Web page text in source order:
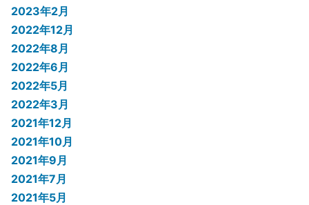
2023年2月
2022年12月
2022年8月
2022年6月
2022年5月
2022年3月
2021年12月
2021年10月
2021年9月
2021年7月
2021年5月